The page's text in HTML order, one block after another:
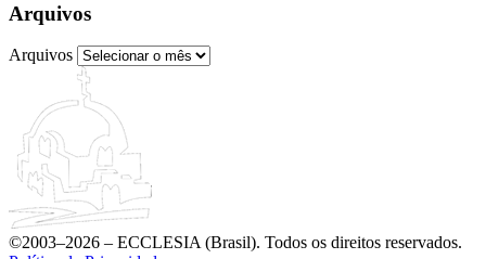
Arquivos
Arquivos
©2003–2026 – ECCLESIA (Brasil). Todos os direitos reservados.